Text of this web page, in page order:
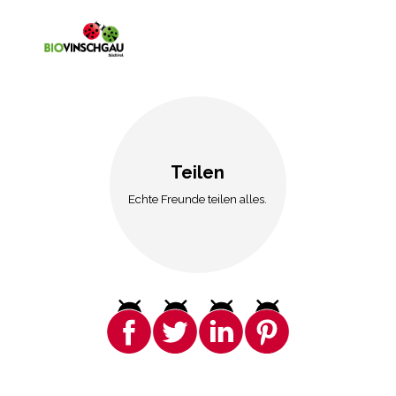
Teilen
Echte Freunde teilen alles.